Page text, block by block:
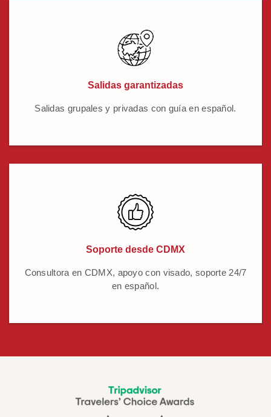
Salidas garantizadas
Salidas grupales y privadas con guía en español.
Soporte desde CDMX
Consultora en CDMX, apoyo con visado, soporte 24/7
en español.